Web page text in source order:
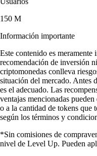
150 M
Información importante
Este contenido es
recomendación de inversión
criptomonedas conlleva
situación del mercado. Antes
es el adecuado. Las
ventajas mencionadas
o a la cantidad de tokens que
según los términos y
*Sin comisiones de
nivel de Level Up. Pueden